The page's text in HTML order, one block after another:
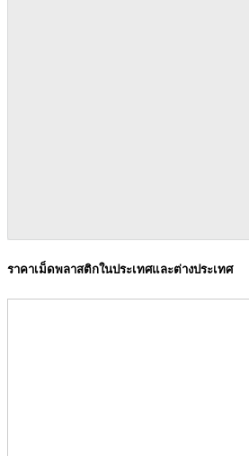
ราคาเม็ดพลาสติกในประเทศและต่างประเทศ